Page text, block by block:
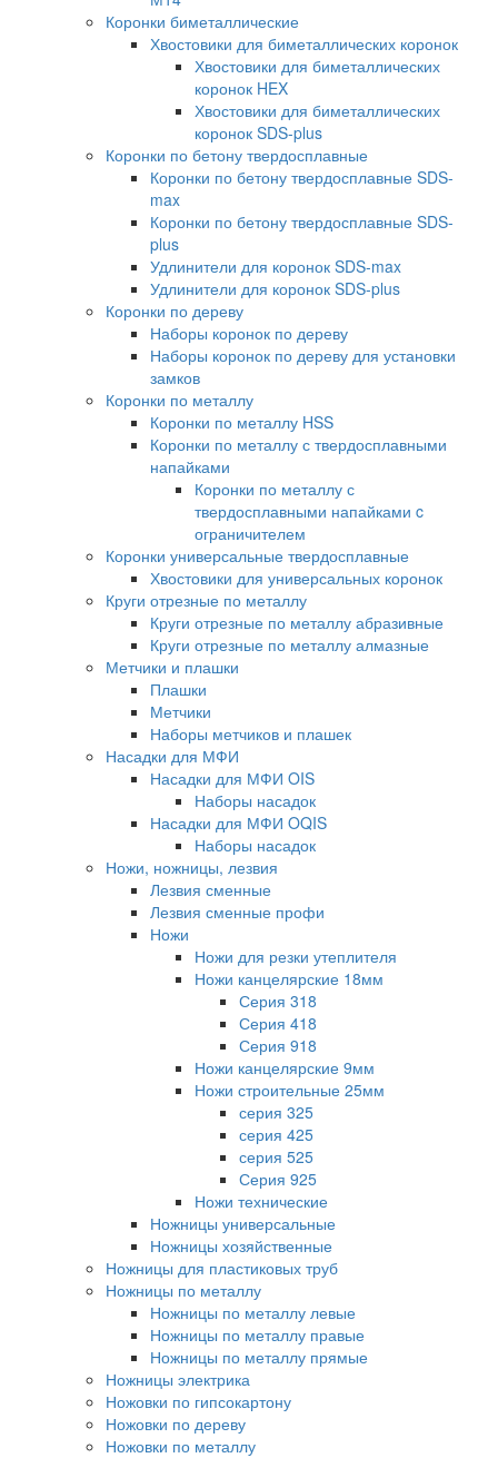
Коронки биметаллические
Хвостовики для биметаллических коронок
Хвостовики для биметаллических
коронок HEX
Хвостовики для биметаллических
коронок SDS-plus
Коронки по бетону твердосплавные
Коронки по бетону твердосплавные SDS-
max
Коронки по бетону твердосплавные SDS-
plus
Удлинители для коронок SDS-max
Удлинители для коронок SDS-plus
Коронки по дереву
Наборы коронок по дереву
Наборы коронок по дереву для установки
замков
Коронки по металлу
Коронки по металлу HSS
Коронки по металлу с твердосплавными
напайками
Коронки по металлу с
твердосплавными напайками c
ограничителем
Коронки универсальные твердосплавные
Хвостовики для универсальных коронок
Круги отрезные по металлу
Круги отрезные по металлу абразивные
Круги отрезные по металлу алмазные
Метчики и плашки
Плашки
Метчики
Наборы метчиков и плашек
Насадки для МФИ
Насадки для МФИ OIS
Наборы насадок
Насадки для МФИ OQIS
Наборы насадок
Ножи, ножницы, лезвия
Лезвия сменные
Лезвия сменные профи
Ножи
Ножи для резки утеплителя
Ножи канцелярские 18мм
Серия 318
Серия 418
Серия 918
Ножи канцелярские 9мм
Ножи строительные 25мм
серия 325
серия 425
серия 525
Серия 925
Ножи технические
Ножницы универсальные
Ножницы хозяйственные
Ножницы для пластиковых труб
Ножницы по металлу
Ножницы по металлу левые
Ножницы по металлу правые
Ножницы по металлу прямые
Ножницы электрика
Ножовки по гипсокартону
Ножовки по дереву
Ножовки по металлу